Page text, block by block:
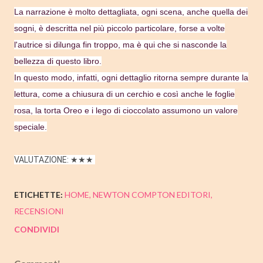
La narrazione è molto dettagliata, ogni scena, anche quella dei
sogni, è descritta nel più piccolo particolare, forse a volte
l'autrice si dilunga fin troppo, ma è qui che si nasconde la
bellezza di questo libro.
In questo modo, infatti, ogni dettaglio ritorna sempre durante la
lettura, come a chiusura di un cerchio e così anche le foglie
rosa, la torta Oreo e i lego di cioccolato assumono un valore
speciale.
VALUTAZIONE: ★★★
ETICHETTE: HOME NEWTON COMPTON EDITORI
RECENSIONI
CONDIVIDI